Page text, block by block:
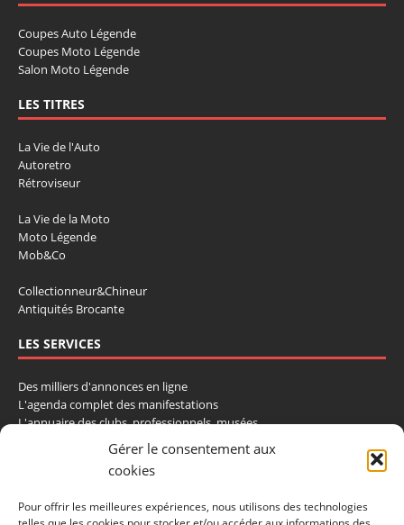
Gérer le consentement aux
cookies
Pour offrir les meilleures expériences, nous utilisons des technologies
Coupes Auto Légende
Coupes Moto Légende
Salon Moto Légende
LES TITRES
La Vie de l'Auto
Autoretro
Rétroviseur
La Vie de la Moto
Moto Légende
Mob&Co
Collectionneur&Chineur
Antiquités Brocante
LES SERVICES
Des milliers d'annonces en ligne
L'agenda complet des manifestations
L'annuaire des clubs, professionnels, musées
La cote et les ventes aux enchères
La Boutique du Collectionneur